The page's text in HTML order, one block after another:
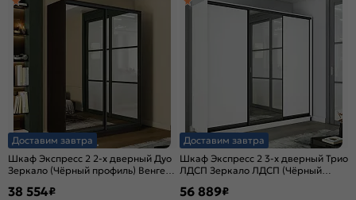
Доставим завтра
Шкаф Экспресс 2 2-х дверный Дуо
Зеркало (Чёрный профиль) Венге
38 554₽
Доставим завтра
Шкаф Экспресс 2 3-х дверный Трио
ЛДСП Зеркало ЛДСП (Чёрный
2400x2400x450
56 889₽